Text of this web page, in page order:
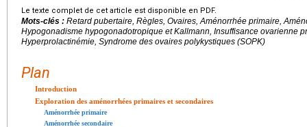
Le texte complet de cet article est disponible en PDF.
Mots-clés : Retard pubertaire, Règles, Ovaires, Aménorrhée primaire,
Hypogonadisme hypogonadotropique et Kallmann, Insuffisance ovarienne
Hyperprolactinémie, Syndrome des ovaires polykystiques (SOPK)
Plan
Introduction
Exploration des aménorrhées primaires et secondaires
Aménorrhée primaire
Aménorrhée secondaire